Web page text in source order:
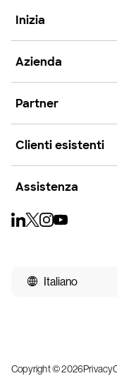
Inizia
Azienda
Partner
Clienti esistenti
Assistenza
Italiano
Copyright © 2026Privacy